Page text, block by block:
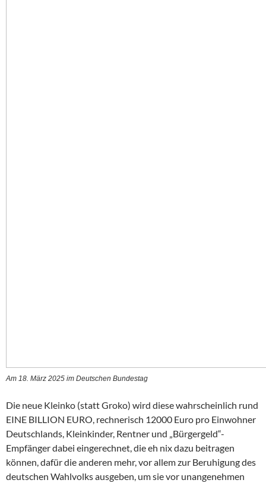
Am 18. März 2025 im Deutschen Bundestag
Die neue Kleinko (statt Groko) wird diese wahrscheinlich rund
EINE BILLION EURO, rechnerisch 12000 Euro pro Einwohner
Deutschlands, Kleinkinder, Rentner und „Bürgergeld“-
Empfänger dabei eingerechnet, die eh nix dazu beitragen
können, dafür die anderen mehr, vor allem zur Beruhigung des
deutschen Wahlvolks ausgeben, um sie vor unangenehmen